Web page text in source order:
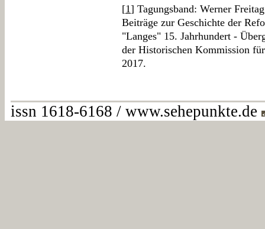
[1] Tagungsband: Werner
Beiträge zur Geschichte der
"Langes" 15. Jahrhundert -
der Historischen Kommission
2017.
issn 1618-6168 / www.sehepunkte.de